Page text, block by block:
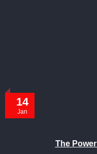
14
Jan
The